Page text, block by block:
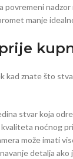
povremeni
manje
kad znate što
stvar koja
noćnog
može imati
detalja